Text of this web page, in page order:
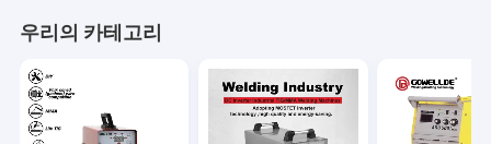
우리의 카테고리